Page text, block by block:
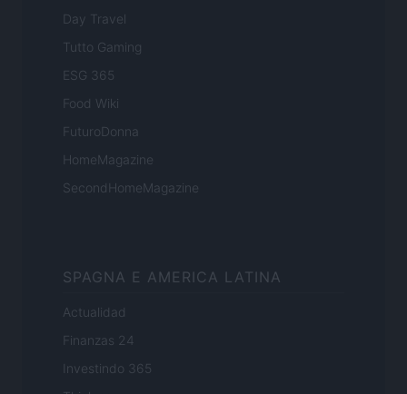
Day Travel
Tutto Gaming
ESG 365
Food Wiki
FuturoDonna
HomeMagazine
SecondHomeMagazine
SPAGNA E AMERICA LATINA
Actualidad
Finanzas 24
Investindo 365